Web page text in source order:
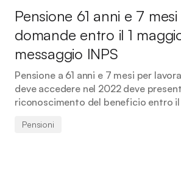
Pensione 61 anni e 7
domande entro il 1
messaggio INPS
Pensione a 61 anni e 7 mesi per
deve accedere nel 2022 deve
riconoscimento del beneficio entro il
Pensioni